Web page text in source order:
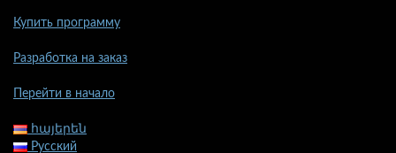
Купить программу
Разработка на заказ
Перейти в начало
հայերեն
Русский